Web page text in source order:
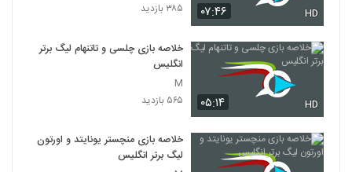
۰۷:۴۶ HD
۳۸۵ بازدید
۰۵:۱۴ HD
خلاصه بازی چلسی و تاتنهام لیگ برتر
انگلیس
M
۵۶۵ بازدید
خلاصه بازی منچستر یونایتد و اورتون
لیگ برتر انگلیس